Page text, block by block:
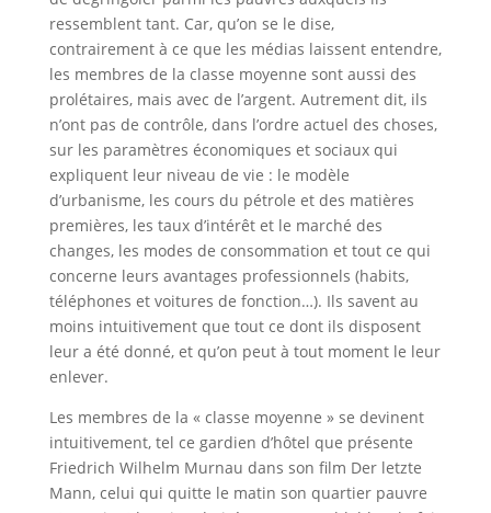
ressemblent tant. Car, qu’on se le dise,
contrairement à ce que les médias laissent entendre,
les membres de la classe moyenne sont aussi des
prolétaires, mais avec de l’argent. Autrement dit, ils
n’ont pas de contrôle, dans l’ordre actuel des choses,
sur les paramètres économiques et sociaux qui
expliquent leur niveau de vie : le modèle
d’urbanisme, les cours du pétrole et des matières
premières, les taux d’intérêt et le marché des
changes, les modes de consommation et tout ce qui
concerne leurs avantages professionnels (habits,
téléphones et voitures de fonction…). Ils savent au
moins intuitivement que tout ce dont ils disposent
leur a été donné, et qu’on peut à tout moment le leur
enlever.
Les membres de la « classe moyenne » se devinent
intuitivement, tel ce gardien d’hôtel que présente
Friedrich Wilhelm Murnau dans son film Der letzte
Mann, celui qui quitte le matin son quartier pauvre